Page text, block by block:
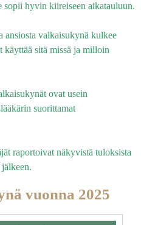
sopii hyvin kiireiseen aikatauluun.
ansiosta valkaisukynä kulkee
käyttää sitä missä ja milloin
ovat usein
suorittamat
raportoivat näkyvistä tuloksista
vuonna 2025